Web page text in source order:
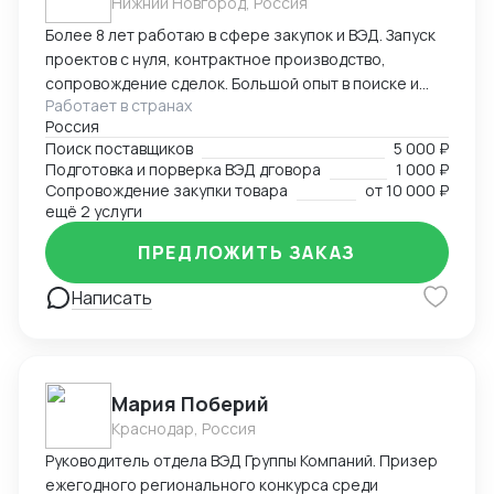
техника; английский (свободно); немецкий
(начальный уровень)
Более 8 лет работаю в сфере закупок и ВЭД. Запуск
проектов с нуля, контрактное производство,
сопровождение сделок. Большой опыт в поиске и
подборе поставщиков из Китая по ТЗ заказчика.
Поиск поставщиков в сфере запчастей, одежды,
товаров для дома и электронике. Поиск
поставщиков, подбор и проверка благонадежности
фабрик, подготовка договоров, ведение закупки на
всех этапах, подготовка товаросопроводительной
документации. Перевод на "белую" закупку и импорт
с минимальным удорожанием товара.
Работает в странах
Россия
Поиск поставщиков
5 000 ₽
Подготовка и порверка ВЭД дговора
1 000 ₽
Сопровождение закупки товара
от10 000 ₽
ещё 2 услуги
Написать
ПРЕДЛОЖИТЬ ЗАКАЗ
Мария Поберий
Краснодар, Россия
Руководитель отдела ВЭД Группы Компаний. Призер
ежегодного регионального конкурса среди